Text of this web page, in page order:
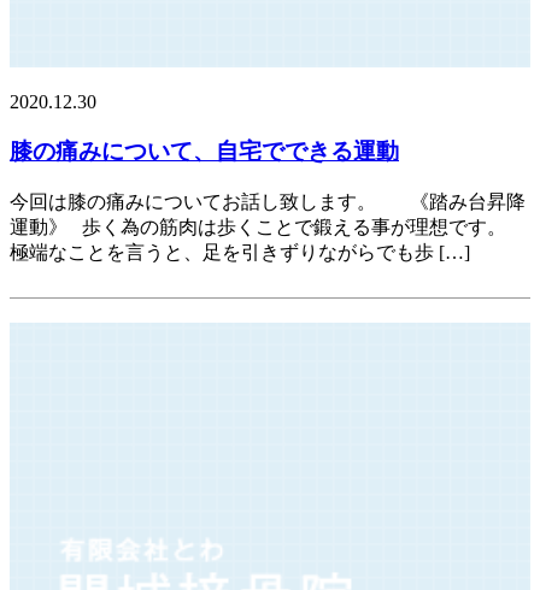
2020.12.30
膝の痛みについて、自宅でできる運動
今回は膝の痛みについてお話し致します。 《踏み台昇降
運動》 歩く為の筋肉は歩くことで鍛える事が理想です。
極端なことを言うと、足を引きずりながらでも歩 […]